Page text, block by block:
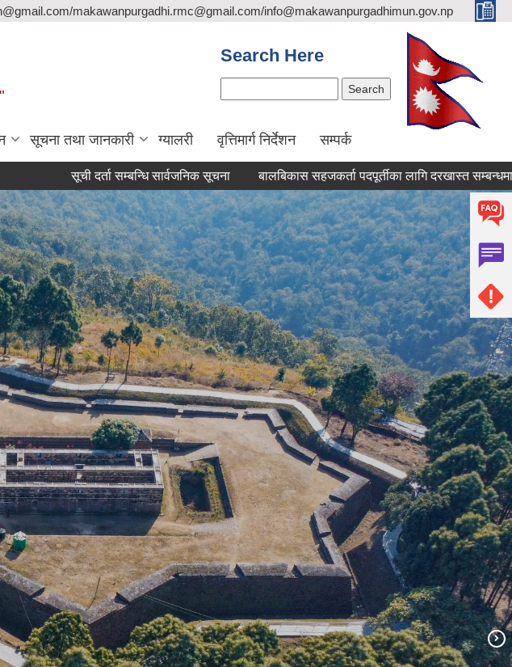
makawanpurgadhi.rmc@gmail.com/info@makawanpurgadhimun.gov.np
Search Here
सूचना तथा जानकारी ग्यालरी वृत्तिमार्ग निर्देशन सम्पर्क
सूची दर्ता सम्बन्धि सार्वजनिक सूचना बालबिकास सहजकर्ता पदपूर्तीका लागि दरखास्त सम्बन्धमा।